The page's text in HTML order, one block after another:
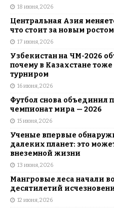
18 июня, 2026
Центральная Азия
что стоит за новым
17 июня, 2026
Узбекистан на ЧМ-2026
почему в Казахстане
турниром
16 июня, 2026
Футбол снова объединил
чемпионат мира — 2026
15 июня, 2026
Ученые впервые
далеких планет: это
внеземной жизни
13 июня, 2026
Мангровые леса начали
десятилетий
12 июня, 2026